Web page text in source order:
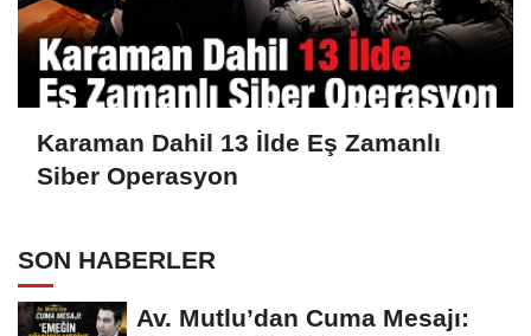
Karaman Dahil 13 İlde Eş Zamanlı
Siber Operasyon
SON HABERLER
Av. Mutlu’dan Cuma Mesajı: